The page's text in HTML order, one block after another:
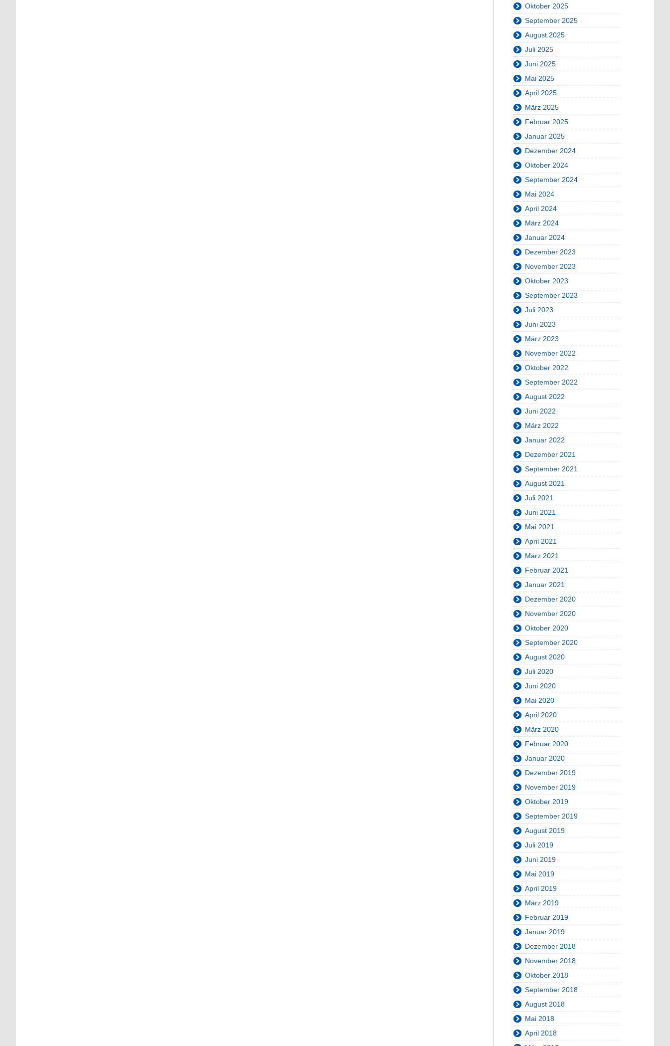
Oktober 2025
September 2025
August 2025
Juli 2025
Juni 2025
Mai 2025
April 2025
März 2025
Februar 2025
Januar 2025
Dezember 2024
Oktober 2024
September 2024
Mai 2024
April 2024
März 2024
Januar 2024
Dezember 2023
November 2023
Oktober 2023
September 2023
Juli 2023
Juni 2023
März 2023
November 2022
Oktober 2022
September 2022
August 2022
Juni 2022
März 2022
Januar 2022
Dezember 2021
September 2021
August 2021
Juli 2021
Juni 2021
Mai 2021
April 2021
März 2021
Februar 2021
Januar 2021
Dezember 2020
November 2020
Oktober 2020
September 2020
August 2020
Juli 2020
Juni 2020
Mai 2020
April 2020
März 2020
Februar 2020
Januar 2020
Dezember 2019
November 2019
Oktober 2019
September 2019
August 2019
Juli 2019
Juni 2019
Mai 2019
April 2019
März 2019
Februar 2019
Januar 2019
Dezember 2018
November 2018
Oktober 2018
September 2018
August 2018
Mai 2018
April 2018